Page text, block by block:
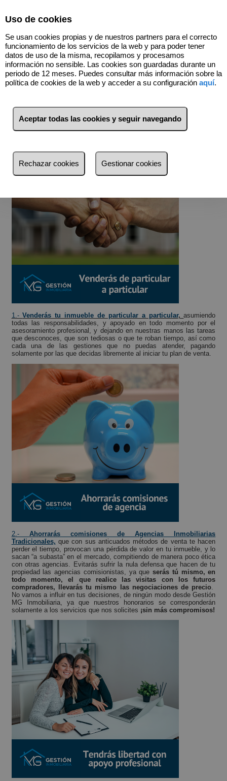
Plan Gestión de Venta entre Particulares
Nuestro equipo de profesionales se encargará de ayudarte en los
Tú vendes la propiedad a tu ritmo
y nosotros, te
1.-Venderás tu inmueble de particular a particular,asumiendo
todas las responsabilidades, y apoyado en todo momento por el
asesoramiento profesional, y dejando en nuestras manos las tareas
que desconoces, que son tediosas o que te roban tiempo, así como
cada una de las gestiones que no puedas atender, pagando
solamente por las que decidas libremente al iniciar tu plan de venta.
2.- Ahorrarás comisiones de Agencias Inmobiliarias
Tradicionales, que con sus anticuados métodos de venta te hacen
perder el tiempo, provocan una pérdida de valor en tu inmueble, y lo
sacan “a subasta” en el mercado, compitiendo de manera poco ética
con otras agencias. Evitarás sufrir la nula defensa que hacen de tu
propiedad las agencias comisionistas, ya queserás tú mismo, en
todo momento, el que realice las visitas con los futuros
compradores, llevarás tu mismo las negociaciones de precio
No vamos a influir en tus decisiones, de ningún modo desde Gestión
MG Inmobiliaria, ya que nuestros honorarios se corresponderán
solamente a los servicios que nos solicites ¡sin más compromisos!
Uso de cookies
Se usan cookies propias y de nuestros partners para el correcto
funcionamiento de los servicios de la web y para poder tener
datos de uso de la misma, recopilamos y procesamos
información no sensible. Las cookies son guardadas durante un
periodo de 12 meses. Puedes consultar más información sobre la
política de cookies de la web y acceder a su configuración aquí.
Aceptar todas las cookies y seguir navegando
Rechazar cookies Gestionar cookies